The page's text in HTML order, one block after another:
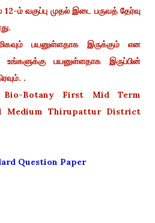
ம் வகுப்பு முதல் இடை பருவத் தேர்வு
பயனுள்ளதாக இருக்கும் என
உங்களுக்கு பயனுள்ளதாக இருப்பின்
.
Bio-Botany First Mid Term
Medium Thirupattur District
Question Paper